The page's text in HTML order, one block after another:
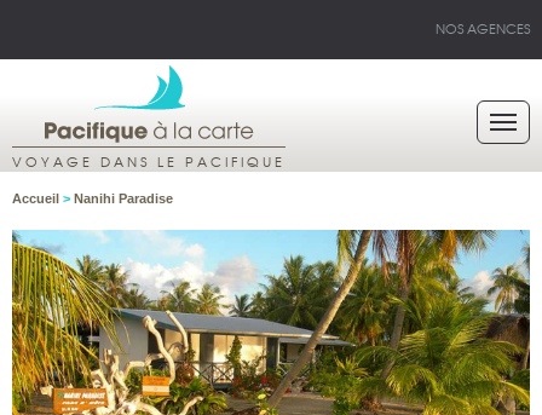
NOS AGENCES
VOYAGE DANS LE PACIFIQUE
Accueil > Nanihi Paradise